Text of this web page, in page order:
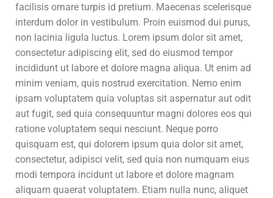
facilisis ornare turpis id pretium. Maecenas scelerisque
interdum dolor in vestibulum. Proin euismod dui purus,
non lacinia ligula luctus. Lorem ipsum dolor sit amet,
consectetur adipiscing elit, sed do eiusmod tempor
incididunt ut labore et dolore magna aliqua. Ut enim ad
minim veniam, quis nostrud exercitation. Nemo enim
ipsam voluptatem quia voluptas sit aspernatur aut odit
aut fugit, sed quia consequuntur magni dolores eos qui
ratione voluptatem sequi nesciunt. Neque porro
quisquam est, qui dolorem ipsum quia dolor sit amet,
consectetur, adipisci velit, sed quia non numquam eius
modi tempora incidunt ut labore et dolore magnam
aliquam quaerat voluptatem. Etiam nulla nunc, aliquet